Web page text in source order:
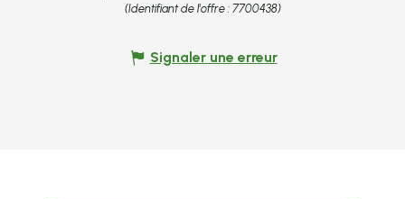
(Identifiant de l'offre : 7700438)
Signaler une erreur